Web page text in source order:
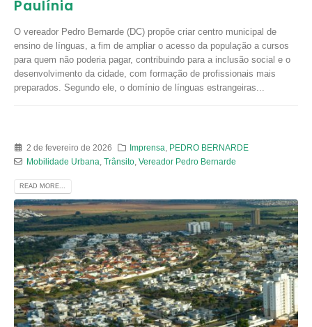
Paulínia
O vereador Pedro Bernarde (DC) propõe criar centro municipal de
ensino de línguas, a fim de ampliar o acesso da população a cursos
para quem não poderia pagar, contribuindo para a inclusão social e o
desenvolvimento da cidade, com formação de profissionais mais
preparados. Segundo ele, o domínio de línguas estrangeiras...
2 de fevereiro de 2026 Imprensa
PEDRO BERNARDE
Mobilidade Urbana Trânsito, Vereador Pedro Bernarde
READ MORE...